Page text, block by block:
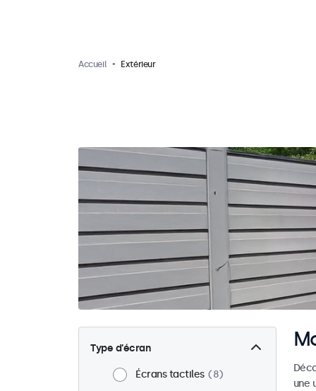
Accueil Extérieur
Type d’écran
Écrans tactiles 8
une